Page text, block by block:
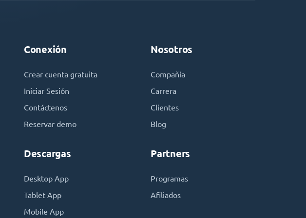
Conexión
Crear cuenta gratuita
Iniciar Sesión
Contáctenos
Reservar demo
Descargas
Desktop App
Tablet App
Mobile App
Nosotros
Compañía
Carrera
Clientes
Blog
Partners
Programas
Afiliados